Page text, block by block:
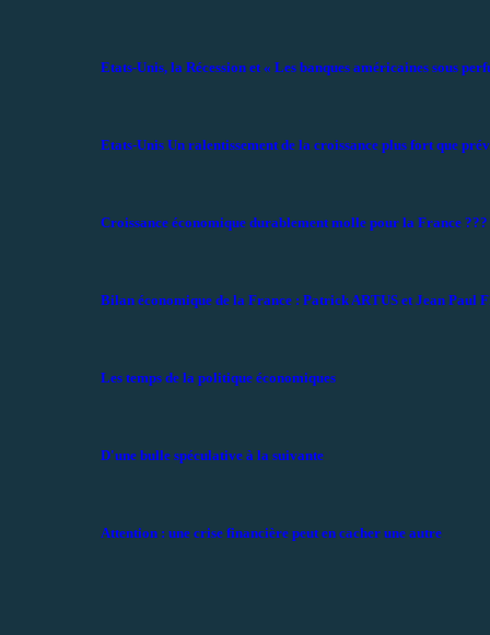
Etats-Unis, la Récession et « Les banques américaines sous
Etats-Unis Un ralentissement de la croissance plus fort que
Croissance économique durablement molle pour la France ???
Bilan économique de la France : Patrick ARTUS et Jean Paul
Les temps de la politique économiques
D'une bulle spéculative à la suivante
Attention : une crise financière peut en cacher une autre